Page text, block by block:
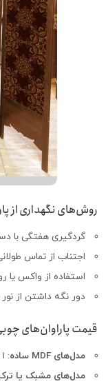
روش‌های نگهداری از
گردگیری هفتگی با
اجتناب از تماس
استفاده از واکس
دور نگه داشتن از
قیمت پاراوان‌های چوبی
مدل‌های MDF ساده
: ۱ تا ۳ میلیون تومان
مدل‌های مشبک یا